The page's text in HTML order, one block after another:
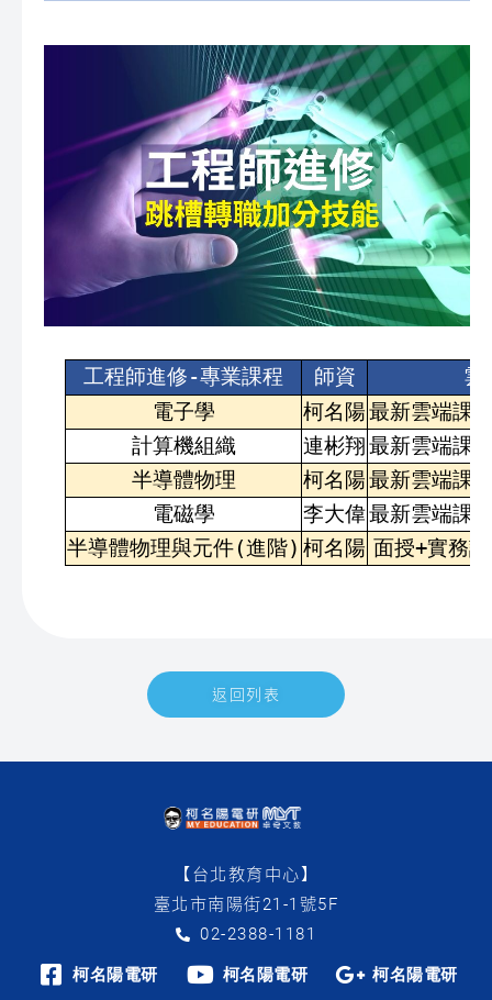
工程師進修-專業課程 師資
雲
電子學
柯名陽最新雲端課
計算機組織
連彬翔最新雲端課
半導體物理
柯名陽最新雲端課
電磁學
李大偉最新雲端課
半導體物理與元件(進階) 柯名陽 面授+實務
返回列表
【台北教育中心】
臺北市南陽街21-1號5F
02-2388-1181
柯名陽電研 柯名陽電研 柯名陽電研